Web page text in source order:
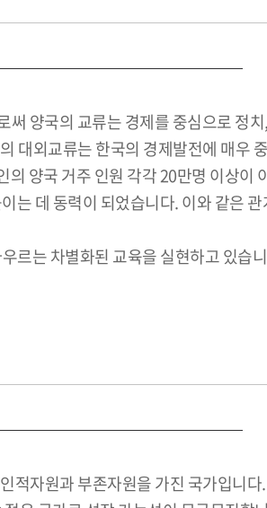
양국의 교류는 경제를 중심으로 정
대외교류는 한국의 경제발전에 매우
양국 거주 인원 각각 20만명 이상이
는 데 동력이 되었습니다. 이와 같은
르는 차별화된 교육을 실현하고 있습
적자원과 부존자원을 가진 국가입니